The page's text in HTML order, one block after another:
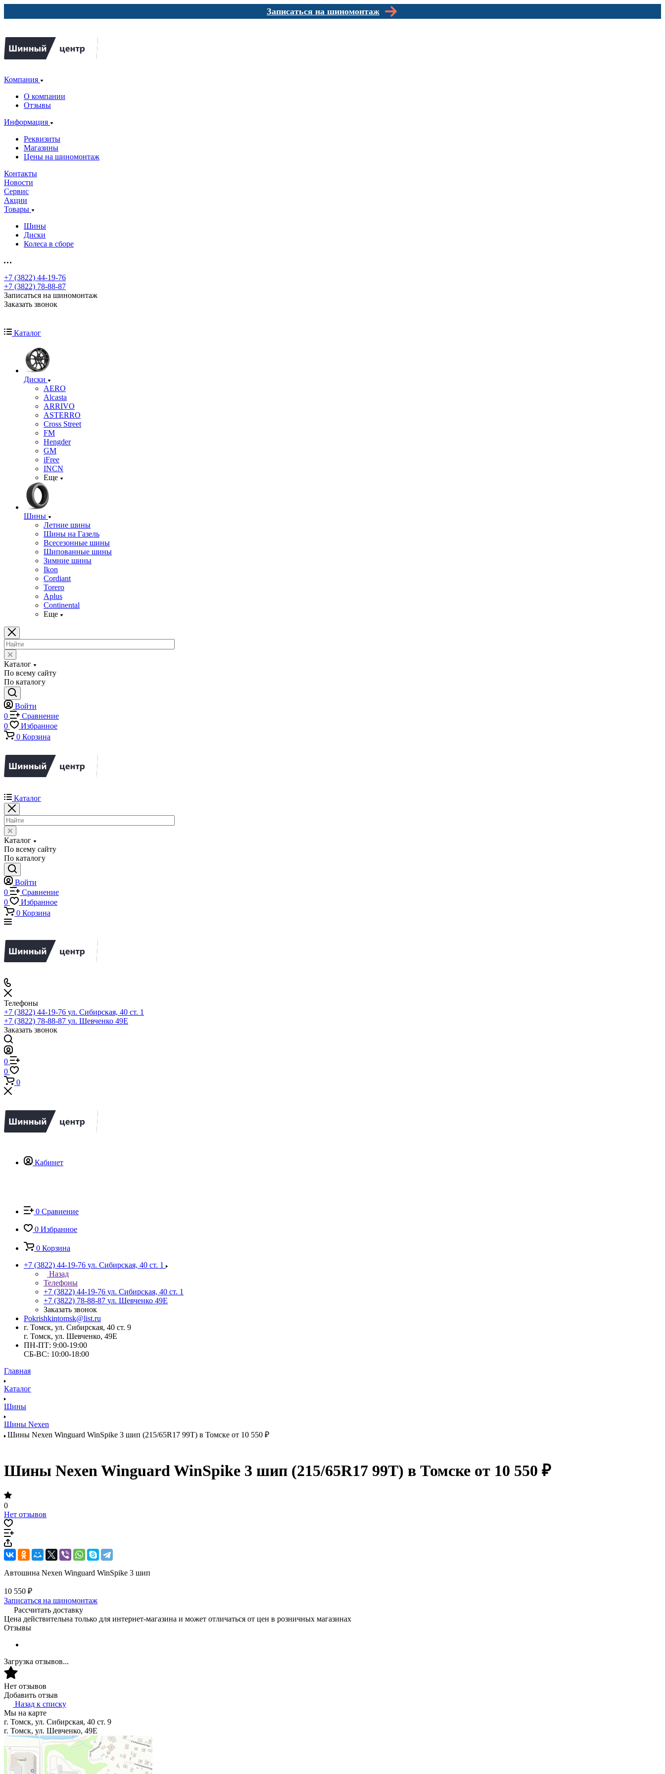
Записаться на шиномонтаж
Компания
О компании
Отзывы
Информация
Реквизиты
Магазины
Цены на шиномонтаж
Контакты
Новости
Сервис
Акции
Товары
Шины
Диски
Колеса в сборе
+7 (3822) 44-19-76
+7 (3822) 78-88-87
Записаться на шиномонтаж
Заказать звонок
Каталог
Диски
AERO
Alcasta
ARRIVO
ASTERRO
Cross Street
FM
Hengder
GM
iFree
INCN
Еще
Шины
Летние шины
Шины на Газель
Всесезонные шины
Шипованные шины
Зимние шины
Ikon
Cordiant
Torero
Aplus
Continental
Еще
Каталог
По всему сайту
По каталогу
Войти
0
Сравнение
0
Избранное
0 Корзина
Каталог
Каталог
По всему сайту
По каталогу
Войти
0
Сравнение
0
Избранное
0 Корзина
Телефоны
+7 (3822) 44-19-76 ул. Сибирская, 40 ст. 1
+7 (3822) 78-88-87 ул. Шевченко 49Е
Заказать звонок
0
0
0
Кабинет
0 Сравнение
0 Избранное
0 Корзина
+7 (3822) 44-19-76 ул. Сибирская, 40 ст. 1
Назад
Телефоны
+7 (3822) 44-19-76 ул. Сибирская, 40 ст. 1
+7 (3822) 78-88-87 ул. Шевченко 49Е
Заказать звонок
Pokrishkintomsk@list.ru
г. Томск, ул. Сибирская, 40 ст. 9
г. Томск, ул. Шевченко, 49Е
ПН-ПТ: 9:00-19:00
СБ-ВС: 10:00-18:00
Главная
Каталог
Шины
Шины Nexen
Шины Nexen Winguard WinSpike 3 шип (215/65R17 99T) в Томске от 10 550 ₽
Шины Nexen Winguard WinSpike 3 шип (215/65R17 99T) в Томске от 10 550 ₽
0
Нет отзывов
Автошина Nexen Winguard WinSpike 3 шип
10 550 ₽
Записаться на шиномонтаж
Рассчитать доставку
Цена действительна только для интернет-магазина и может отличаться от цен в розничных магазинах
Отзывы
Загрузка отзывов...
Нет отзывов
Добавить отзыв
Назад к списку
Мы на карте
г. Томск, ул. Сибирская, 40 ст. 9
г. Томск, ул. Шевченко, 49Е